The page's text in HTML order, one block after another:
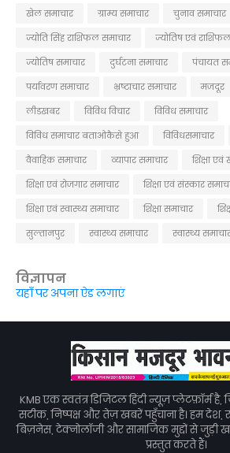
खेल समाचार
ग्राम्य समाचार चुनाव समाचार
ज्योति सिंह राशिफल समाचार
ज्योतिष एवं
ज्योतिष समाचार
दुर्घटना समाचार
पंचायत
पर्यावरण समाचार
भ्रष्टाचार समाचार मजदूर
लीडखबर
विविध विचार
विविध समाचार
विविध समाचार बताओकैसे हुआ
विविधसमाचार
वैवाहिक समाचार
व्यापार समाचार
शिक्षा
शिक्षा एवं रोजगार समाचार
शिक्षा एवं संस्कार
शिक्षा एवं स्वास्थ्य समाचार
शिक्षा समाचार
सुल्तानपुर
स्वास्थ्य समाचार स्वास्थ्य
विज्ञापन
यहाँ पर अपना ऐड लगाएं
KMB एक स्वतंत्र डिजिटल हिंदी न्यूज़ प्लेटफ़ॉर्म है,
सटीक, निष्पक्ष और तेज़ खबरें पहुँचाना है। हम देश,
बिज़नेस, टेक्नोलॉजी और सामाजिक मुद्दों से जुड़ी
प्रस्तुत करते हैं।